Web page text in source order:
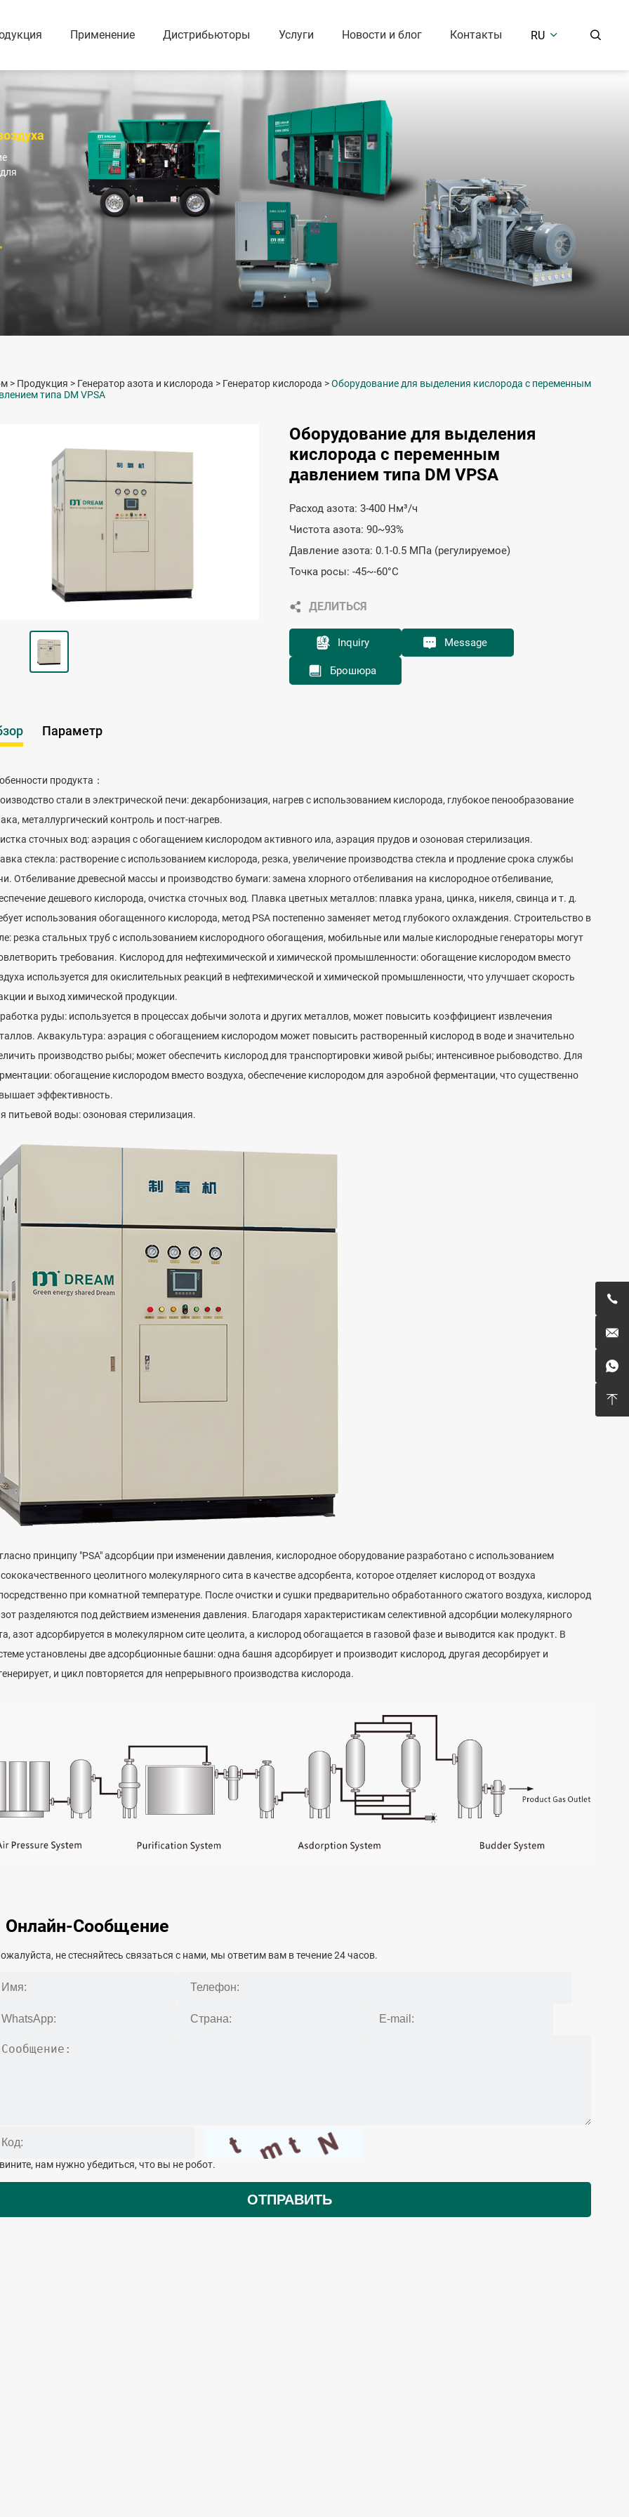
Сухой безмасляный ротационный винтовой компрессор
Сухой безмасляный низкого давления ротационный винтовой компрессор с VSD
компрессор
Портативный электрический компрессор (8-18 Бар)
Винтовая воздуходувка и
вакуумный насос
Масляный вакуумный насос
Промышленные решения
Масляный
Безмасляный
Поршневой
Применение Дистрибьюторы Услуги Новости и блог Контакты RU  




> Продукция > Генератор азота и кислорода > Генератор кислорода >Оборудование для выделения кислорода с переменным
типа DM VPSA
Оборудование для выделения
кислорода с переменным
давлением типа DM VPSA
Расход азота: 3-400 Нм³/ч
Чистота азота: 90~93%
Давление азота: 0.1-0.5 МПа (регулируемое)
Точка росы: -45~-60°C
ДЕЛИТЬСЯ
Inquiry Message
Брошюра
Параметр
продукта：
стали в электрической печи: декарбонизация, нагрев с использованием кислорода, глубокое пенообразование
металлургический контроль и пост-нагрев.
сточных вод: аэрация с обогащением кислородом активного ила, аэрация прудов и озоновая стерилизация.
стекла: растворение с использованием кислорода, резка, увеличение производства стекла и продление срока службы
Отбеливание древесной массы и производство бумаги: замена хлорного отбеливания на кислородное отбеливание,
дешевого кислорода, очистка сточных вод. Плавка цветных металлов: плавка урана, цинка, никеля, свинца и т. д.
использования обогащенного кислорода, метод PSA постепенно заменяет метод глубокого охлаждения. Строительство в
резка стальных труб с использованием кислородного обогащения, мобильные или малые кислородные генераторы могут
требования. Кислород для нефтехимической и химической промышленности: обогащение кислородом вместо
используется для окислительных реакций в нефтехимической и химической промышленности, что улучшает скорость
и выход химической продукции.
руды: используется в процессах добычи золота и других металлов, может повысить коэффициент извлечения
Аквакультура: аэрация с обогащением кислородом может повысить растворенный кислород в воде и значительно
производство рыбы; может обеспечить кислород для транспортировки живой рыбы; интенсивное рыбоводство. Для
обогащение кислородом вместо воздуха, обеспечение кислородом для аэробной ферментации, что существенно
эффективность.
питьевой воды: озоновая стерилизация.
принципу "PSA" адсорбции при изменении давления, кислородное оборудование разработано с использованием
цеолитного молекулярного сита в качестве адсорбента, которое отделяет кислород от воздуха
при комнатной температуре. После очистки и сушки предварительно обработанного сжатого воздуха, кислород
разделяются под действием изменения давления. Благодаря характеристикам селективной адсорбции молекулярного
азот адсорбируется в молекулярном сите цеолита, а кислород обогащается в газовой фазе и выводится как продукт. В
установлены две адсорбционные башни: одна башня адсорбирует и производит кислород, другая десорбирует и
и цикл повторяется для непрерывного производства кислорода.
Онлайн-Сообщение
не стесняйтесь связаться с нами, мы ответим вам в течение 24 часов.
нам нужно убедиться, что вы не робот.
ОТПРАВИТЬ